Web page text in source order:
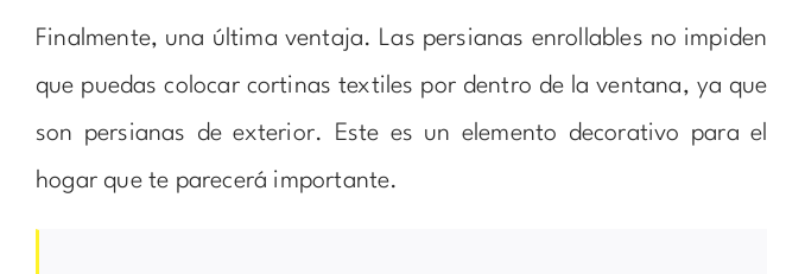
Finalmente, una última ventaja. Las persianas enrollables no impiden
que puedas colocar cortinas textiles por dentro de la ventana, ya que
son persianas de exterior. Este es un elemento decorativo para el
hogar que te parecerá importante.